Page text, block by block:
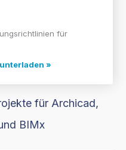
für
»
für Archicad,
BIMx